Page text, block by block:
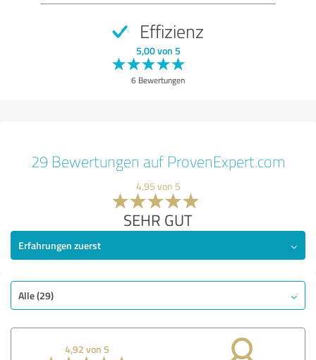
Effizienz
5,00 von 5
6 Bewertungen
29 Bewertungen auf ProvenExpert.com
4,95 von 5
SEHR GUT
Erfahrungen zuerst
Alle (29)
4,92 von 5